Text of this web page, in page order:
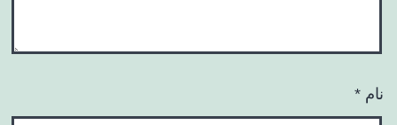
نام *